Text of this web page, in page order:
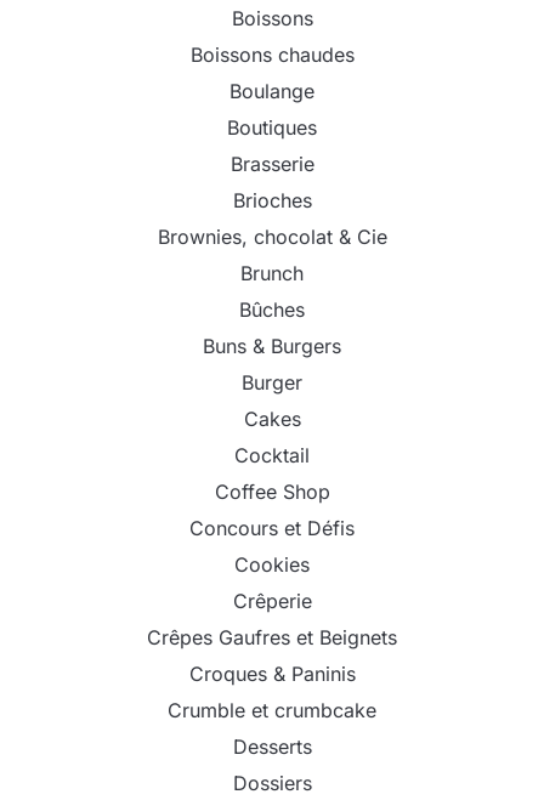
Boissons
Boissons chaudes
Boulange
Boutiques
Brasserie
Brioches
Brownies, chocolat & Cie
Brunch
Bûches
Buns & Burgers
Burger
Cakes
Cocktail
Coffee Shop
Concours et Défis
Cookies
Crêperie
Crêpes Gaufres et Beignets
Croques & Paninis
Crumble et crumbcake
Desserts
Dossiers